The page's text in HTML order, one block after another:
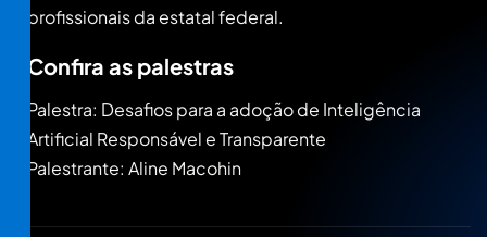
profissionais da estatal federal.
Confira as palestras
Palestra: Desafios para a adoção de Inteligência
Artificial Responsável e Transparente
Palestrante: Aline Macohin